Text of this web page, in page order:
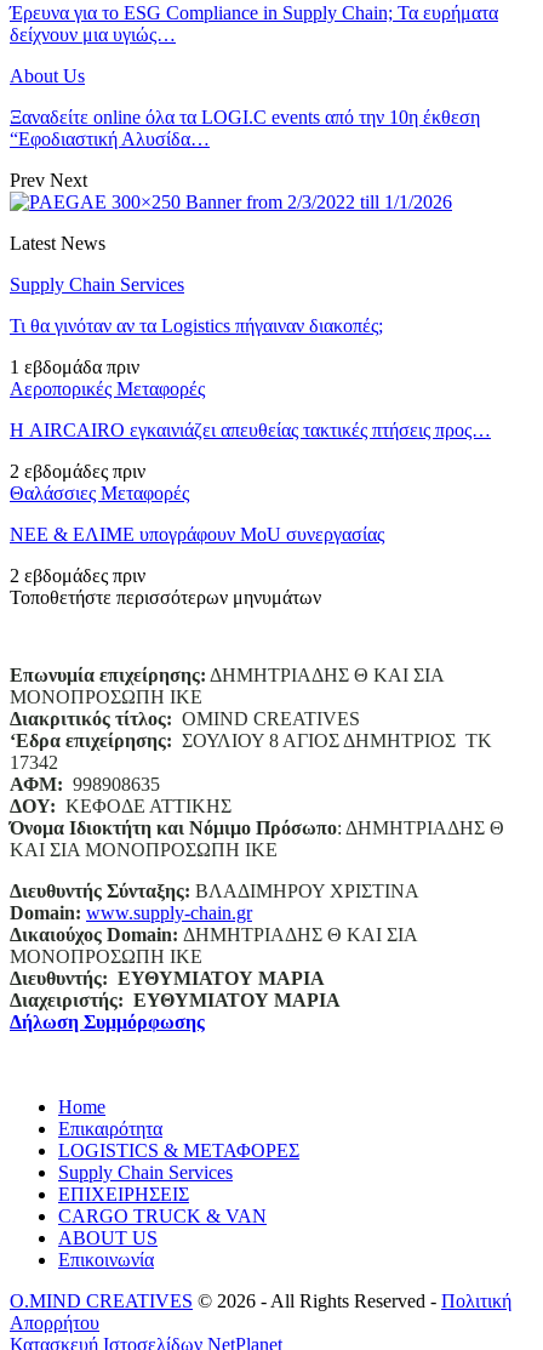
Έρευνα για το ESG Compliance in Supply Chain; Τα ευρήματα
δείχνουν μια υγιώς…
About Us
Ξαναδείτε online όλα τα LOGI.C events από την 10η έκθεση
“Εφοδιαστική Αλυσίδα…
Prev Next
Latest News
Supply Chain Services
Τι θα γινόταν αν τα Logistics πήγαιναν διακοπές;
1 εβδομάδα πριν
Αεροπορικές Μεταφορές
Η AIRCAIRO εγκαινιάζει απευθείας τακτικές πτήσεις προς…
2 εβδομάδες πριν
Θαλάσσιες Μεταφορές
ΝΕΕ & ΕΛΙΜΕ υπογράφουν MoU συνεργασίας
2 εβδομάδες πριν
Τοποθετήστε περισσότερων μηνυμάτων
Επωνυμία επιχείρησης: ΔΗΜΗΤΡΙΑΔΗΣ Θ ΚΑΙ ΣΙΑ
ΜΟΝΟΠΡΟΣΩΠΗ ΙΚΕ
Διακριτικός τίτλος: ΟΜΙΝD CREATIVES
‘Eδρα επιχείρησης: ΣΟΥΛΙΟΥ 8 ΑΓΙΟΣ ΔΗΜΗΤΡΙΟΣ ΤΚ
17342
ΑΦΜ: 998908635
ΔΟΥ: ΚΕΦΟΔΕ ΑΤΤΙΚΗΣ
Όνομα Ιδιοκτήτη και Νόμιμο Πρόσωπο: ΔΗΜΗΤΡΙΑΔΗΣ Θ
ΚΑΙ ΣΙΑ ΜΟΝΟΠΡΟΣΩΠΗ ΙΚΕ
Διευθυντής Σύνταξης: ΒΛΑΔΙΜΗΡΟΥ ΧΡΙΣΤΙΝΑ
Domain: www.supply-chain.gr
Δικαιούχος Domain: ΔΗΜΗΤΡΙΑΔΗΣ Θ ΚΑΙ ΣΙΑ
ΜΟΝΟΠΡΟΣΩΠΗ ΙΚΕ
Διευθυντής: ΕΥΘΥΜΙΑΤΟΥ ΜΑΡΙΑ
Διαχειριστής: ΕΥΘΥΜΙΑΤΟΥ ΜΑΡΙΑ
Δήλωση Συμμόρφωσης
Home
Επικαιρότητα
LOGISTICS & ΜΕΤΑΦΟΡΕΣ
Supply Chain Services
ΕΠΙΧΕΙΡΗΣΕΙΣ
CARGO TRUCK & VAN
ABOUT US
Επικοινωνία
O.MIND CREATIVES © 2026 - All Rights Reserved - Πολιτική
Απορρήτου
Κατασκευή Ιστοσελίδων NetPlanet